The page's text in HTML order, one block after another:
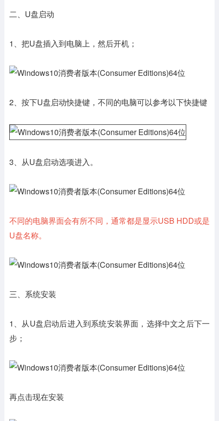
二、U盘启动
1、把U盘插入到电脑上，然后开机；
2、按下U盘启动快捷键，不同的电脑可以参考以下快捷键
3、从U盘启动选项进入。
不同的电脑界面会有所不同，通常都是显示USB HDD或是
U盘名称。
三、系统安装
1、从U盘启动后进入到系统安装界面，选择中文之后下一
步；
再点击现在安装